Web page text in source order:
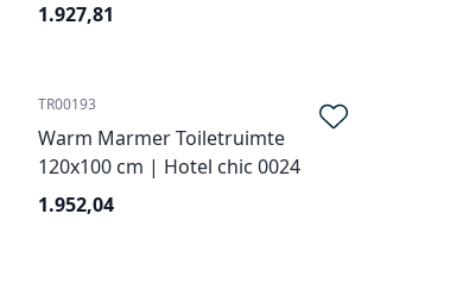
1.927,81
TR00193
Warm Marmer Toiletruimte
120x100 cm | Hotel chic 0024
1.952,04